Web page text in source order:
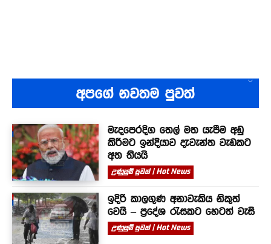
අපගේ නවතම පුවත්
මැදපෙරදිග තෙල් මත යැපීම අඩු
කිරීමට ඉන්දියාව දැවැන්ත වැඩකට
අත තියයි
උණුසුම් පුවත් | Hot News
ඉදිරි කාලගුණ අනාවැකිය නිකුත්
වෙයි – ප්‍රදේශ රැසකට හෙටත් වැසි
උණුසුම් පුවත් | Hot News